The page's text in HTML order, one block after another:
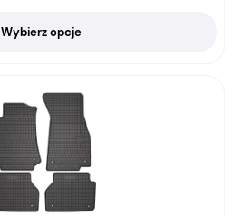
Wybierz opcje